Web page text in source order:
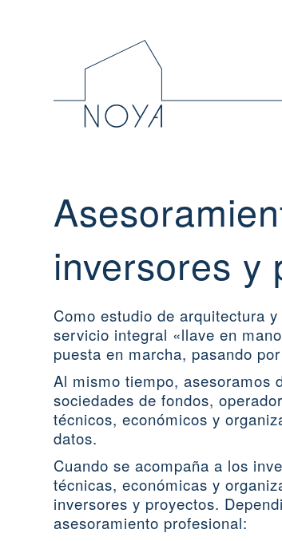
inversores y
Como estudio de arquitectura
servicio integral «llave en
puesta en marcha, pasando
Al mismo tiempo, asesoramos
sociedades de fondos,
técnicos, económicos y
datos.
Cuando se acompaña a los
técnicas, económicas y
inversores y proyectos.
asesoramiento profesional: